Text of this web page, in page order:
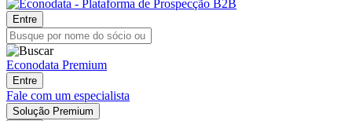
Entre
Econodata Premium
Entre
Fale com um especialista
Solução Premium